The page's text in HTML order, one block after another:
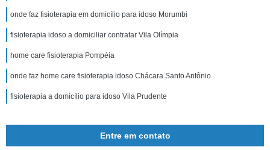
onde faz fisioterapia em domicílio para idoso Morumbi
fisioterapia idoso a domiciliar contratar Vila Olímpia
home care fisioterapia Pompéia
onde faz home care fisioterapia idoso Chácara Santo Antônio
fisioterapia a domicílio para idoso Vila Prudente
Entre em contato